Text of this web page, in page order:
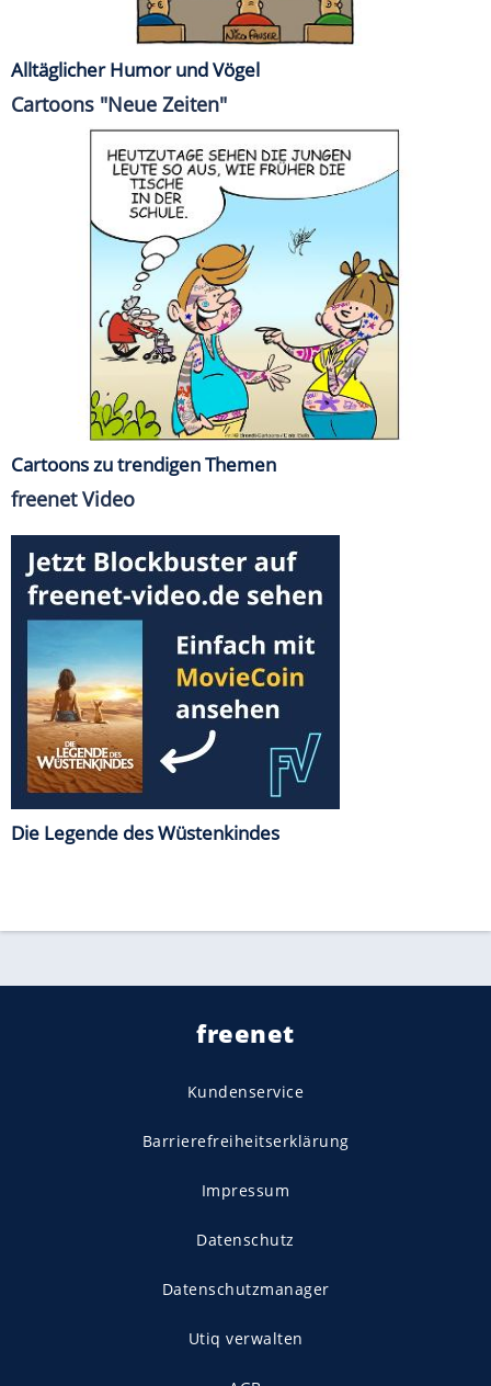
Alltäglicher Humor und Vögel
Cartoons "Neue Zeiten"
Cartoons zu trendigen Themen
freenet Video
Die Legende des Wüstenkindes
freenet
Kundenservice
Barrierefreiheitserklärung
Impressum
Datenschutz
Datenschutzmanager
Utiq verwalten